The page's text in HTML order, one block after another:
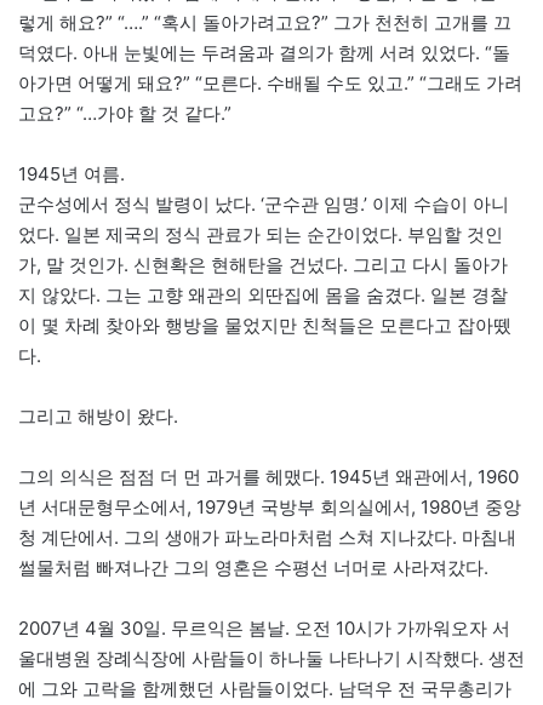
렇게 해요?” “….” “혹시 돌아가려고요?” 그가 천천히 고개를 끄
덕였다. 아내 눈빛에는 두려움과 결의가 함께 서려 있었다. “돌
아가면 어떻게 돼요?” “모른다. 수배될 수도 있고.” “그래도 가려
고요?” “…가야 할 것 같다.”
1945년 여름.
군수성에서 정식 발령이 났다. ‘군수관 임명.’ 이제 수습이 아니
었다. 일본 제국의 정식 관료가 되는 순간이었다. 부임할 것인
가, 말 것인가. 신현확은 현해탄을 건넜다. 그리고 다시 돌아가
지 않았다. 그는 고향 왜관의 외딴집에 몸을 숨겼다. 일본 경찰
이 몇 차례 찾아와 행방을 물었지만 친척들은 모른다고 잡아뗐
다.
그리고 해방이 왔다.
그의 의식은 점점 더 먼 과거를 헤맸다. 1945년 왜관에서, 1960
년 서대문형무소에서, 1979년 국방부 회의실에서, 1980년 중앙
청 계단에서. 그의 생애가 파노라마처럼 스쳐 지나갔다. 마침내
썰물처럼 빠져나간 그의 영혼은 수평선 너머로 사라져갔다.
2007년 4월 30일. 무르익은 봄날. 오전 10시가 가까워오자 서
울대병원 장례식장에 사람들이 하나둘 나타나기 시작했다. 생전
에 그와 고락을 함께했던 사람들이었다. 남덕우 전 국무총리가